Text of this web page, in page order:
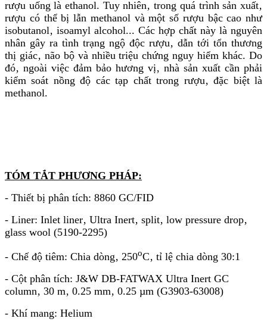
rượu uống là ethanol. Tuy nhiên‚ trong quá trình sản xuất‚
rượu có thể bị lẫn methanol và một số rượu bậc cao như
isobutanol‚ isoamyl alcohol... Các hợp chất này là nguyên
nhân gây ra tình trạng ngộ độc rượu‚ dẫn tới tổn thương
thị giác‚ não bộ và nhiều triệu chứng nguy hiểm khác. Do
đó‚ ngoài việc đảm bảo hương vị‚ nhà sản xuất cần phải
kiểm soát nồng độ các tạp chất trong rượu‚ đặc biệt là
methanol.
TÓM TẮT PHƯƠNG PHÁP:
- Thiết bị phân tích: 8860 GC/FID
- Liner: Inlet liner‚ Ultra Inert‚ split‚ low pressure drop‚
glass wool (5190-2295)
- Chế độ tiêm: Chia dòng‚ 250oC‚ tỉ lệ chia dòng 30:1
- Cột phân tích: J&W DB-FATWAX Ultra Inert GC
column‚ 30 m‚ 0.25 mm‚ 0.25 µm (G3903-63008)
- Khí mang: Helium